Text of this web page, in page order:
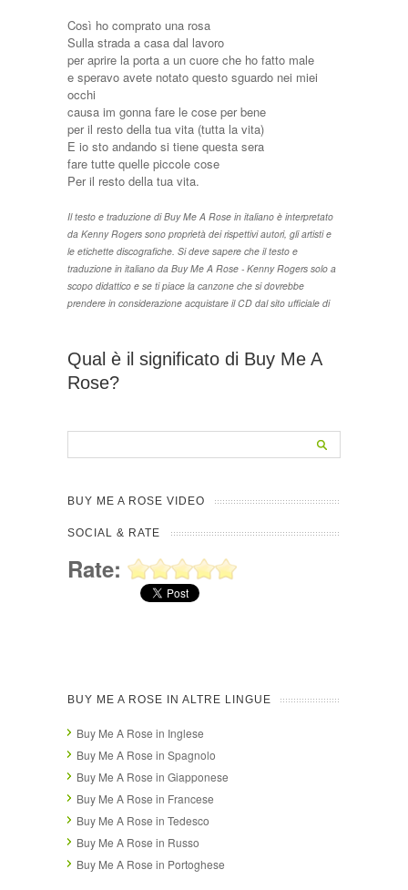
Così ho comprato una rosa
Sulla strada a casa dal lavoro
per aprire la porta a un cuore che ho fatto male
e speravo avete notato questo sguardo nei miei
occhi
causa im gonna fare le cose per bene
per il resto della tua vita (tutta la vita)
E io sto andando si tiene questa sera
fare tutte quelle piccole cose
Per il resto della tua vita.
Il testo e traduzione di Buy Me A Rose in italiano è interpretato
da Kenny Rogers sono proprietà dei rispettivi autori, gli artisti e
le etichette discografiche. Si deve sapere che il testo e
traduzione in italiano da Buy Me A Rose - Kenny Rogers solo a
scopo didattico e se ti piace la canzone che si dovrebbe
prendere in considerazione acquistare il CD dal sito ufficiale di
Qual è il significato di Buy Me A
Rose?
BUY ME A ROSE VIDEO
SOCIAL & RATE
Rate:
BUY ME A ROSE IN ALTRE LINGUE
Buy Me A Rose in Inglese
Buy Me A Rose in Spagnolo
Buy Me A Rose in Giapponese
Buy Me A Rose in Francese
Buy Me A Rose in Tedesco
Buy Me A Rose in Russo
Buy Me A Rose in Portoghese